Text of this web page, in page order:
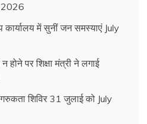
2026
में सुनीं जन समस्याएं July
होने पर शिक्षा मंत्री ने लगाई
शिविर 31 जुलाई को July